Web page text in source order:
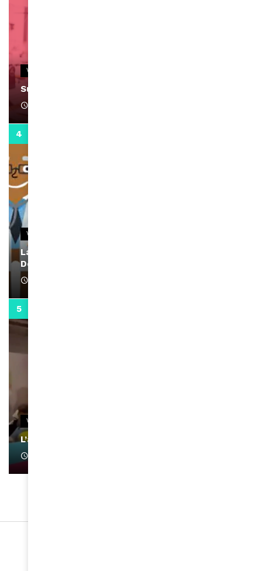
VIDEOS
Support Black Business Wee-kend
VIDEOS
La rubrique santé speciale coronavirus du
Docteur Makanda
VIDEOS
L’artiste Yoan s’exprime